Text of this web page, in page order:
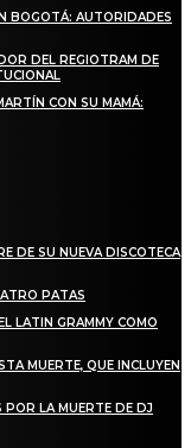
BOGOTÁ: AUTORIDADES
DEL REGIOTRAM DE
CON SU MAMÁ:
DE SU NUEVA DISCOTECA
PATAS
LATIN GRAMMY COMO
MUERTE, QUE INCLUYEN
LA MUERTE DE DJ